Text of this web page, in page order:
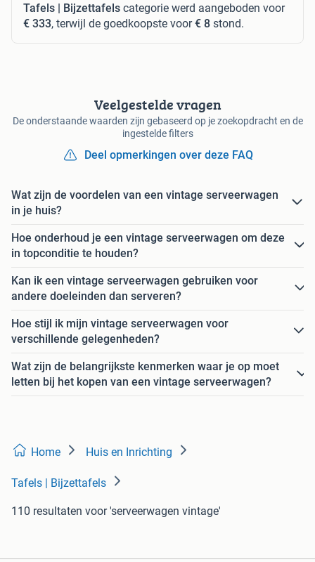
Tafels | Bijzettafels categorie werd aangeboden voor
€ 333, terwijl de goedkoopste voor€ 8 stond.
Veelgestelde vragen
De onderstaande waarden zijn gebaseerd op je zoekopdracht en de
ingestelde filters
Deel opmerkingen over deze FAQ
Wat zijn de voordelen van een vintage serveerwagen
in je huis?
Hoe onderhoud je een vintage serveerwagen om deze
in topconditie te houden?
Kan ik een vintage serveerwagen gebruiken voor
andere doeleinden dan serveren?
Hoe stijl ik mijn vintage serveerwagen voor
verschillende gelegenheden?
Wat zijn de belangrijkste kenmerken waar je op moet
letten bij het kopen van een vintage serveerwagen?
Home Huis en Inrichting
Tafels | Bijzettafels
110 resultaten voor 'serveerwagen vintage'